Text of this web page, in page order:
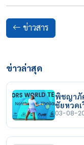
ข่าวสาร
ข่าวล่าสุด
พิชญาภั
ชัยหวด
03-08-